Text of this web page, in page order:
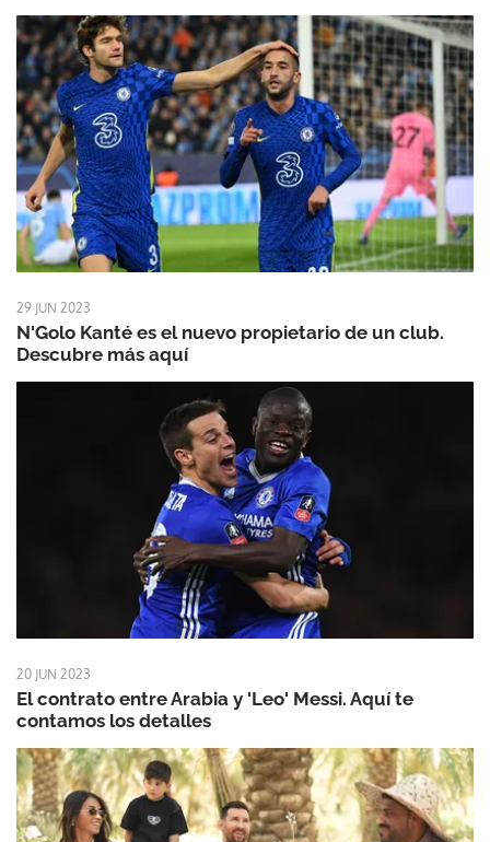
29 JUN 2023
N'Golo Kanté es el nuevo propietario de un club.
Descubre más aquí
20 JUN 2023
El contrato entre Arabia y 'Leo' Messi. Aquí te
contamos los detalles